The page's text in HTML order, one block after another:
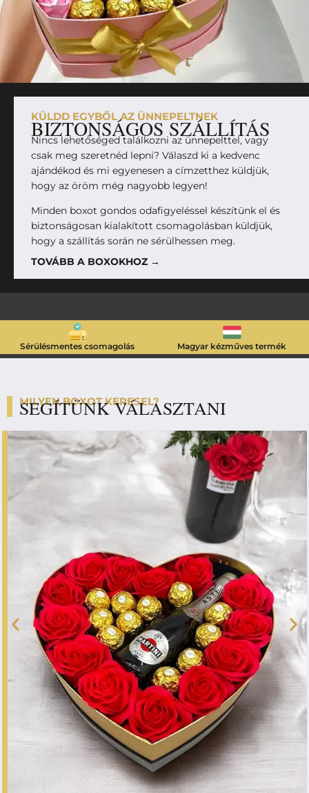
KÜLDD EGYBŐL AZ ÜNNEPELTNEK
BIZTONSÁGOS SZÁLLÍTÁS
Nincs lehetőséged találkozni az ünnepelttel, vagy
csak meg szeretnéd lepni? Válaszd ki a kedvenc
ajándékod és mi egyenesen a címzetthez küldjük,
hogy az öröm még nagyobb legyen!
Minden boxot gondos odafigyeléssel készítünk el és
biztonságosan kialakított csomagolásban küldjük,
hogy a szállítás során ne sérülhessen meg.
TOVÁBB A BOXOKHOZ →
Sérülésmentes csomagolás Magyar kézműves termék
MILYEN BOXOT KERESEL?
SEGÍTÜNK VÁLASZTANI